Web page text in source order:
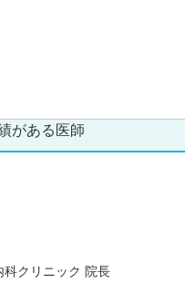
がある医師
クリニック 院長